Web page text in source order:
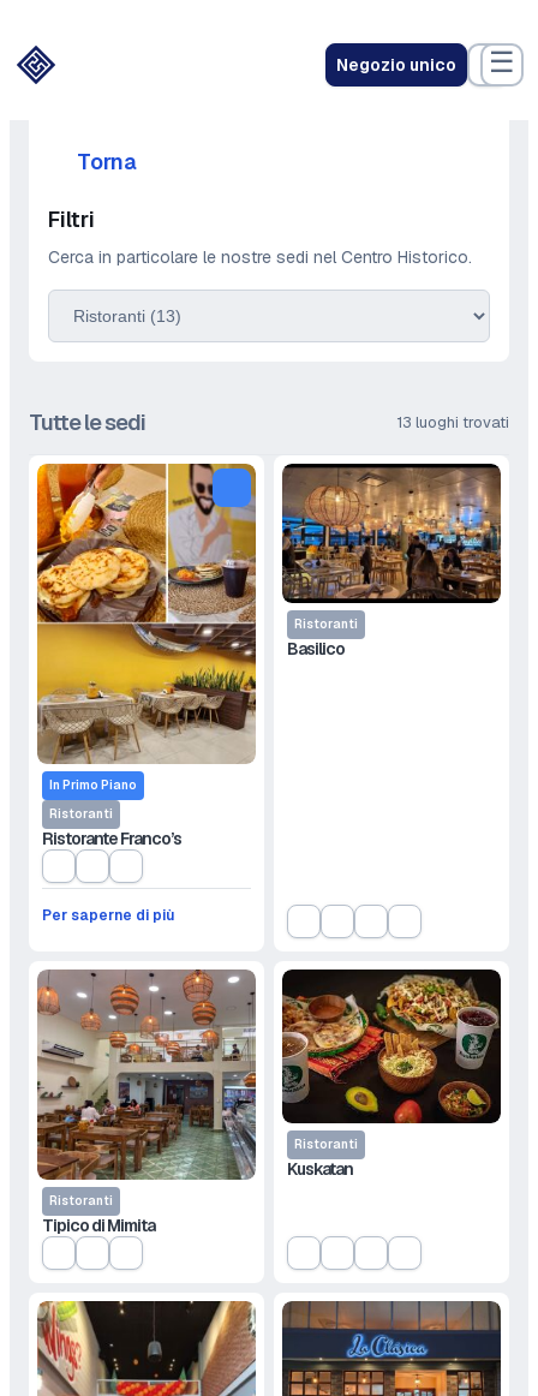
al
contenuto
Negozio unico ☰
Torna
Filtri
Cerca in particolare le nostre sedi nel Centro Historico.
Tutte le sedi 13 luoghi trovati
In Primo Piano
Ristoranti
Ristorante Franco’s
Per saperne di più
Ristoranti
Basilico
Ristoranti
Tipico di Mimita
Ristoranti
Kuskatan